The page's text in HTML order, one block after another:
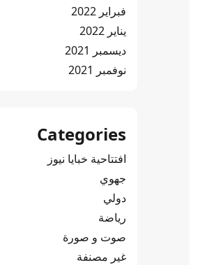
فبراير 2022
يناير 2022
ديسمبر 2021
نوفمبر 2021
Categories
افتتاحية خبايا نيوز
جهوي
دولي
رياضة
صوت و صورة
غير مصنفة